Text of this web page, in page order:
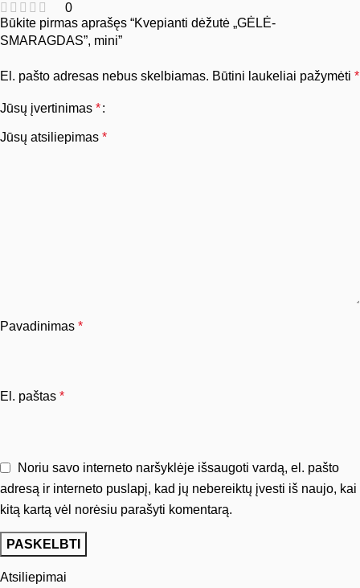
0
Atsiliepimai
Būkite pirmas aprašęs “Kvepianti dėžutė „GĖLĖ-
SMARAGDAS”, mini”
El. pašto adresas nebus skelbiamas. Būtini laukeliai pažymėti *
Jūsų įvertinimas *
Jūsų atsiliepimas *
Pavadinimas *
El. paštas *
Noriu savo interneto naršyklėje išsaugoti vardą, el. pašto
adresą ir interneto puslapį, kad jų nebereiktų įvesti iš naujo, kai
kitą kartą vėl norėsiu parašyti komentarą.